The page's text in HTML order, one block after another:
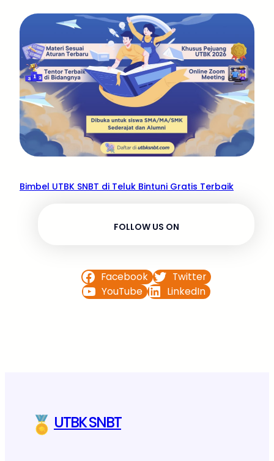
Bimbel UTBK SNBT di Teluk Bintuni Gratis Terbaik
FOLLOW US ON
Facebook
Twitter
YouTube
LinkedIn
UTBK SNBT